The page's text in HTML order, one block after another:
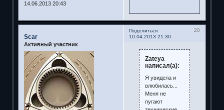
14.06.2013 20:43
Поделиться
20
10.04.2013 21:30
Scar
Активный участник
Zateya
написал(а):
Я увидела и
влюбилась...
Меня не
пугают